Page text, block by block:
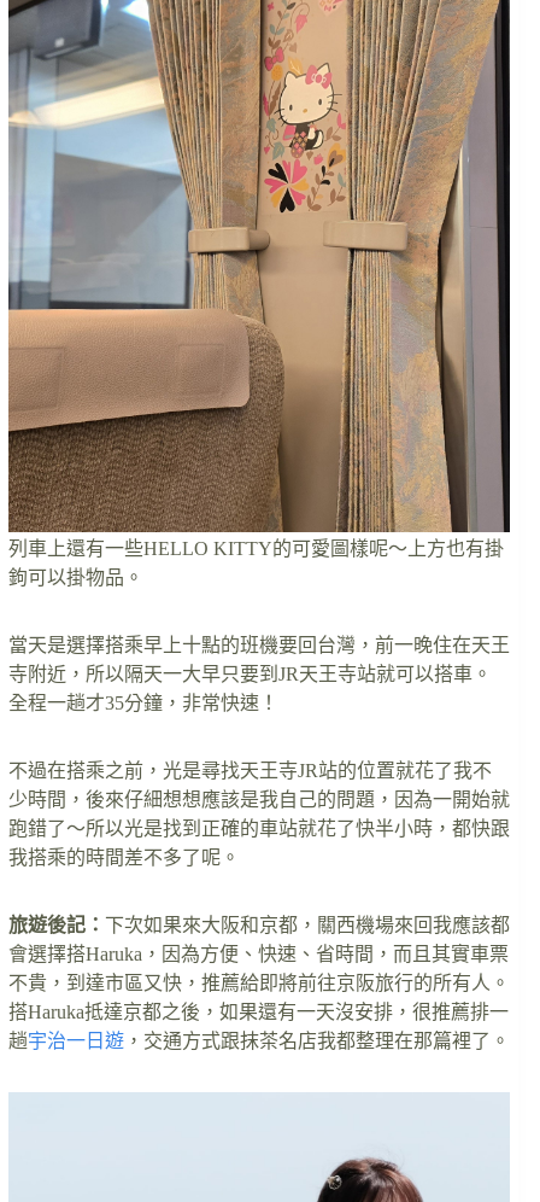
列車上還有一些HELLO KITTY的可愛圖樣呢～上方也有掛
鉤可以掛物品。
當天是選擇搭乘早上十點的班機要回台灣，前一晚住在天王
寺附近，所以隔天一大早只要到JR天王寺站就可以搭車。
全程一趟才35分鐘，非常快速！
不過在搭乘之前，光是尋找天王寺JR站的位置就花了我不
少時間，後來仔細想想應該是我自己的問題，因為一開始就
跑錯了～所以光是找到正確的車站就花了快半小時，都快跟
我搭乘的時間差不多了呢。
旅遊後記： 下次如果來大阪和京都，關西機場來回我應該都
會選擇搭Haruka，因為方便、快速、省時間，而且其實車票
不貴，到達市區又快，推薦給即將前往京阪旅行的所有人。
搭Haruka抵達京都之後，如果還有一天沒安排，很推薦排一
趟宇治一日遊 ，交通方式跟抹茶名店我都整理在那篇裡了。